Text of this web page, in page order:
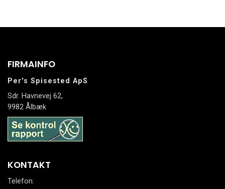
FIRMAINFO
Per's Spisested ApS
Sdr. Havnevej 62,
9982 Ålbæk
KONTAKT
Telefon: